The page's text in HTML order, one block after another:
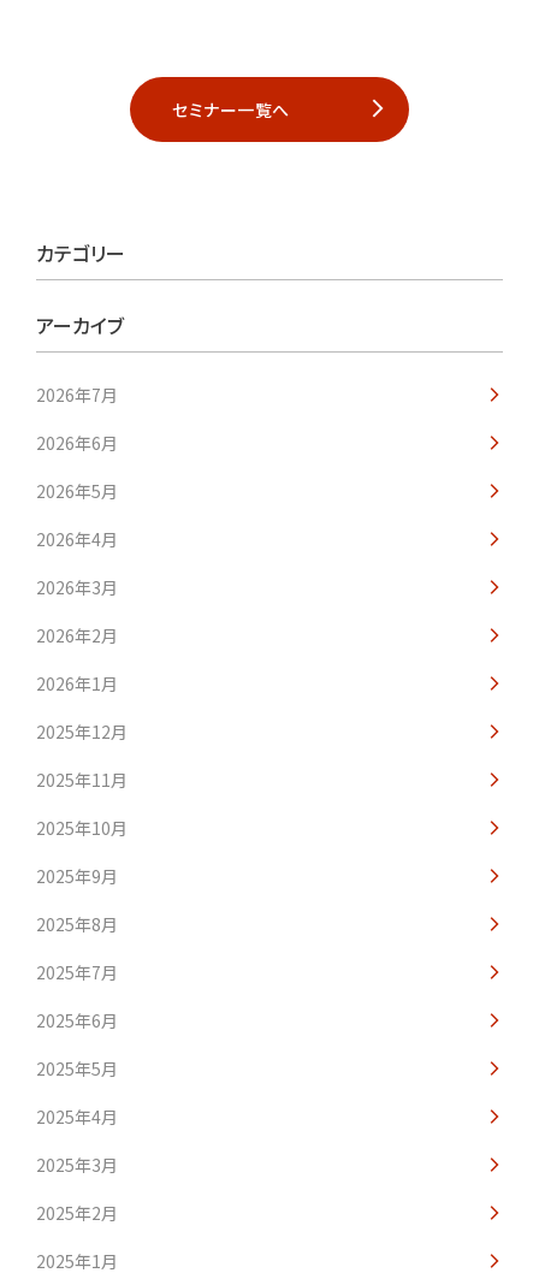
カテゴリー
アーカイブ
2026年7月
2026年6月
2026年5月
2026年4月
2026年3月
2026年2月
2026年1月
2025年12月
2025年11月
2025年10月
2025年9月
2025年8月
2025年7月
2025年6月
2025年5月
2025年4月
2025年3月
2025年2月
2025年1月
セミナー一覧へ